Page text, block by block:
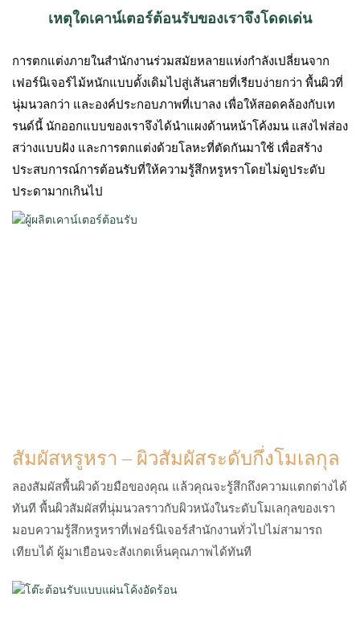
เหตุใดเคาน์เตอร์ต้อนรับของเราจึงโดดเด่น
การตกแต่งภายในสำนักงานร่วมสมัยหลายแห่งกำลังเปลี่ยนจาก
เฟอร์นิเจอร์ไม้หนักแบบดั้งเดิมไปสู่เส้นสายที่เรียบง่ายกว่า พื้นผิวที่
นุ่มนวลกว่า และองค์ประกอบภาพที่เบาลง เพื่อให้สอดคล้องกับเท
รนด์นี้ นักออกแบบของเราจึงได้นำแผงด้านหน้าโค้งมน แสงไฟส่อง
สว่างแบบฝัง และการตกแต่งด้วยโลหะที่ตัดกันมาใช้ เพื่อสร้าง
ประสบการณ์การต้อนรับที่ให้ความรู้สึกหรูหราโดยไม่ดูประดับ
ประดามากเกินไป
สัมผัสหรูหรา – ผิวสัมผัสระดับกึ่งโมเลกุล
ลองสัมผัสพื้นผิวด้วยมือของคุณ แล้วคุณจะรู้สึกถึงความแตกต่างได้
ทันที พื้นผิวสัมผัสที่นุ่มนวลราวกับผิวหนังในระดับโมเลกุลของเรา
มอบความรู้สึกหรูหราที่เฟอร์นิเจอร์สำนักงานทั่วไปไม่สามารถ
เทียบได้ ผู้มาเยือนจะสังเกตเห็นคุณภาพได้ทันที